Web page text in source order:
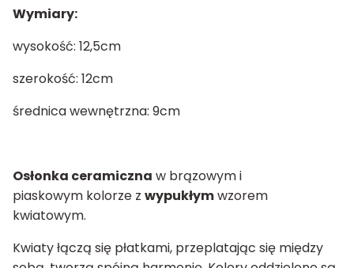
Wymiary:
wysokość: 12,5cm
szerokość: 12cm
średnica wewnętrzna: 9cm
Osłonka ceramiczna w brązowym i
piaskowym kolorze z wypukłymwzorem
kwiatowym.
Kwiaty łączą się płatkami, przeplatając się między